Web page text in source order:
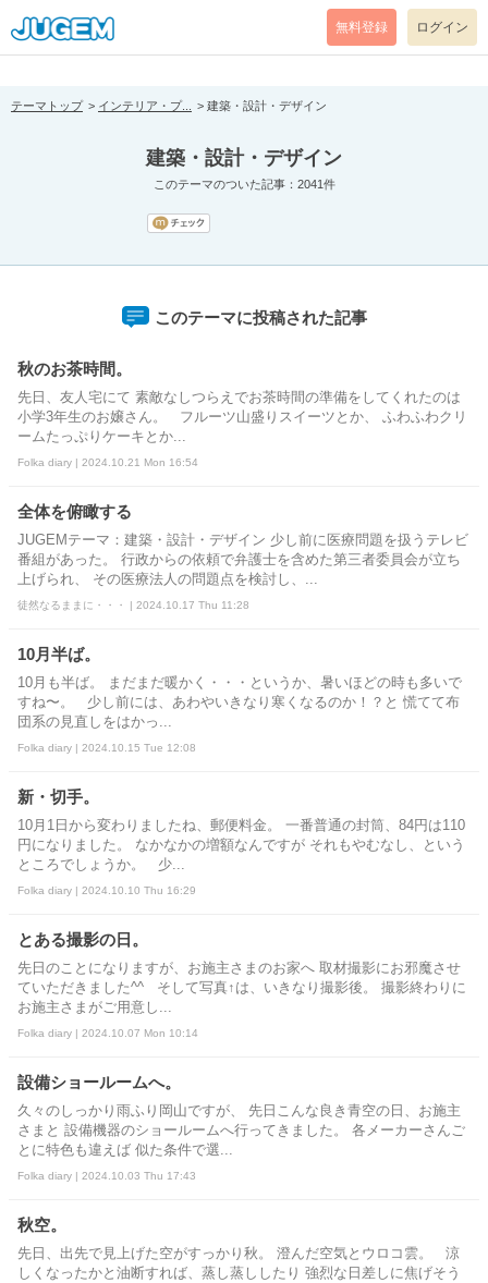
[pear_error: message="Success" code=0 mode=return level=notice
prefix="" info=""]
無料登録 ログイン
テーマトップ インテリア・プ... 建築・設計・デザイン
建築・設計・デザイン
このテーマのついた記事：2041件
このテーマに投稿された記事
秋のお茶時間。
先日、友人宅にて 素敵なしつらえでお茶時間の準備をしてくれたのは
小学3年生のお嬢さん。 フルーツ山盛りスイーツとか、 ふわふわクリ
ームたっぷりケーキとか...
Folka diary | 2024.10.21 Mon 16:54
全体を俯瞰する
JUGEMテーマ：建築・設計・デザイン 少し前に医療問題を扱うテレビ
番組があった。 行政からの依頼で弁護士を含めた第三者委員会が立ち
上げられ、 その医療法人の問題点を検討し、...
徒然なるままに・・・ | 2024.10.17 Thu 11:28
10月半ば。
10月も半ば。 まだまだ暖かく・・・というか、暑いほどの時も多いで
すね〜。 少し前には、あわやいきなり寒くなるのか！？と 慌てて布
団系の見直しをはかっ...
Folka diary | 2024.10.15 Tue 12:08
新・切手。
10月1日から変わりましたね、郵便料金。 一番普通の封筒、84円は110
円になりました。 なかなかの増額なんですが それもやむなし、という
ところでしょうか。 少...
Folka diary | 2024.10.10 Thu 16:29
とある撮影の日。
先日のことになりますが、お施主さまのお家へ 取材撮影にお邪魔させ
ていただきました^^ そして写真↑は、いきなり撮影後。 撮影終わりに
お施主さまがご用意し...
Folka diary | 2024.10.07 Mon 10:14
設備ショールームへ。
久々のしっかり雨ふり岡山ですが、 先日こんな良き青空の日、お施主
さまと 設備機器のショールームへ行ってきました。 各メーカーさんご
とに特色も違えば 似た条件で選...
Folka diary | 2024.10.03 Thu 17:43
秋空。
先日、出先で見上げた空がすっかり秋。 澄んだ空気とウロコ雲。 涼
しくなったかと油断すれば、蒸し蒸ししたり 強烈な日差しに焦げそう